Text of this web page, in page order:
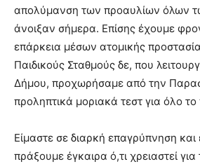
απολύμανση των προαυλίων όλων
άνοιξαν σήμερα. Επίσης έχουμε
επάρκεια μέσων ατομικής
Παιδικούς Σταθμούς δε, που
Δήμου, προχωρήσαμε από την
προληπτικά μοριακά τεστ για όλο
Είμαστε σε διαρκή επαγρύπνηση και
πράξουμε έγκαιρα ό,τι χρειαστεί